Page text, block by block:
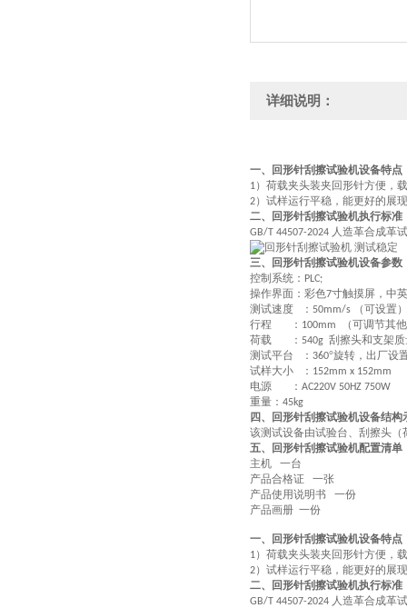
详细说明：
一、回形针刮擦试验机设备特点
1）荷载夹头装夹回形针方便，
2）试样运行平稳，能更好的展
二、回形针刮擦试验机执行标准
GB/T 44507-2024 人造革合成革
三、回形针刮擦试验机设备参数
控制系统： PLC;
操作界面：彩色7寸触摸屏，中
测试速度 ： 50mm/s
（可设置）
行程 ： 100mm
（可调节其
荷载 ： 540g 刮擦头和支架
测试平台 ： 360°旋转，出厂设
试样大小 ： 152mm x 152mm
电源 ： AC220V 50HZ 750W
重量： 45kg
四、回形针刮擦试验机设备结构
该测试设备由试验台、刮擦头（
五、回形针刮擦试验机配置清单
主机 一台
产品合格证 一张
产品使用说明书 一份
产品画册 一份
一、回形针刮擦试验机设备特点
1）荷载夹头装夹回形针方便，
2）试样运行平稳，能更好的展
二、回形针刮擦试验机执行标准
GB/T 44507-2024 人造革合成革